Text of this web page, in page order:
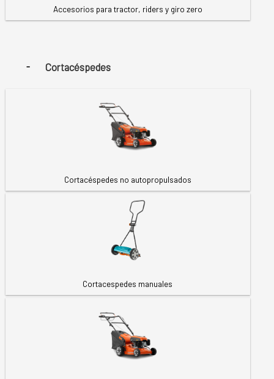
Accesorios para tractor, riders y giro zero
Cortacéspedes
Cortacéspedes no autopropulsados
Cortacespedes manuales